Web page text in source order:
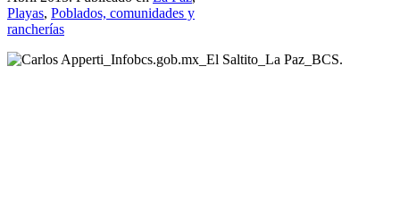
Playas, Poblados, comunidades y
rancherías